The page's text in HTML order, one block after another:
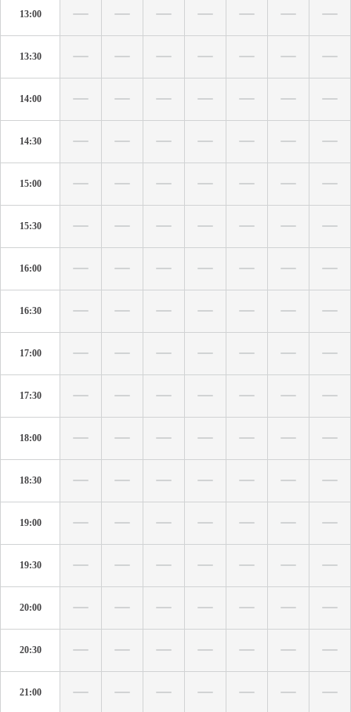
13:00
13:30
14:00
14:30
15:00
15:30
16:00
16:30
17:00
17:30
18:00
18:30
19:00
19:30
20:00
20:30
21:00